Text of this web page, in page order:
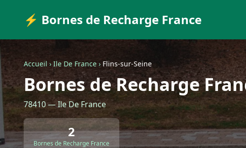
⚡ Bornes de Recharge France
Accueil › Ile De France › Flins-sur-Seine
Bornes de Recharge
78410 — Ile De France
2
Bornes de Recharge France